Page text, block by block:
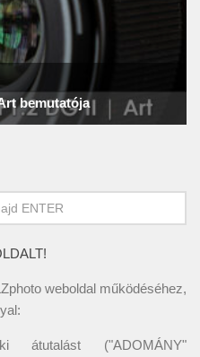
weboldal működéséhez,
átutalást ("ADOMÁNY"